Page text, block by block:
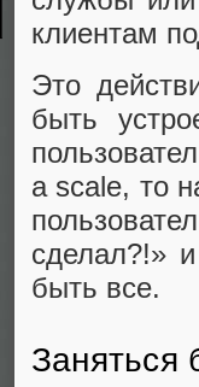
клиентам
Это
быть
a scale, то
сделал?!»
быть все.
Заняться